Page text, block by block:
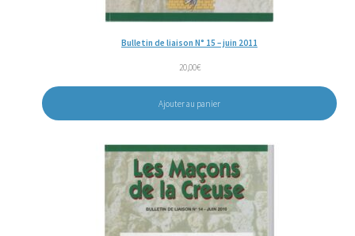
Bulletin de liaison N° 15 – juin 2011
20,00€
Ajouter au panier